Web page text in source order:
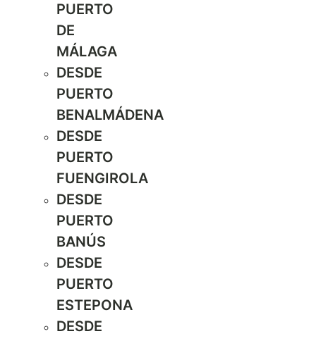
PUERTO
DE
MÁLAGA
DESDE
PUERTO
BENALMÁDENA
DESDE
PUERTO
FUENGIROLA
DESDE
PUERTO
BANÚS
DESDE
PUERTO
ESTEPONA
DESDE